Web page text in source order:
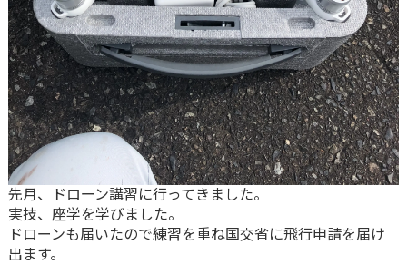
先月、ドローン講習に行ってきました。
実技、座学を学びました。
ドローンも届いたので練習を重ね国交省に飛行申請を届け
出ます。